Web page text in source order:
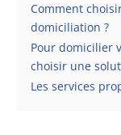
Comment
domiciliation ?
Pour domicilier
choisir une
Les services